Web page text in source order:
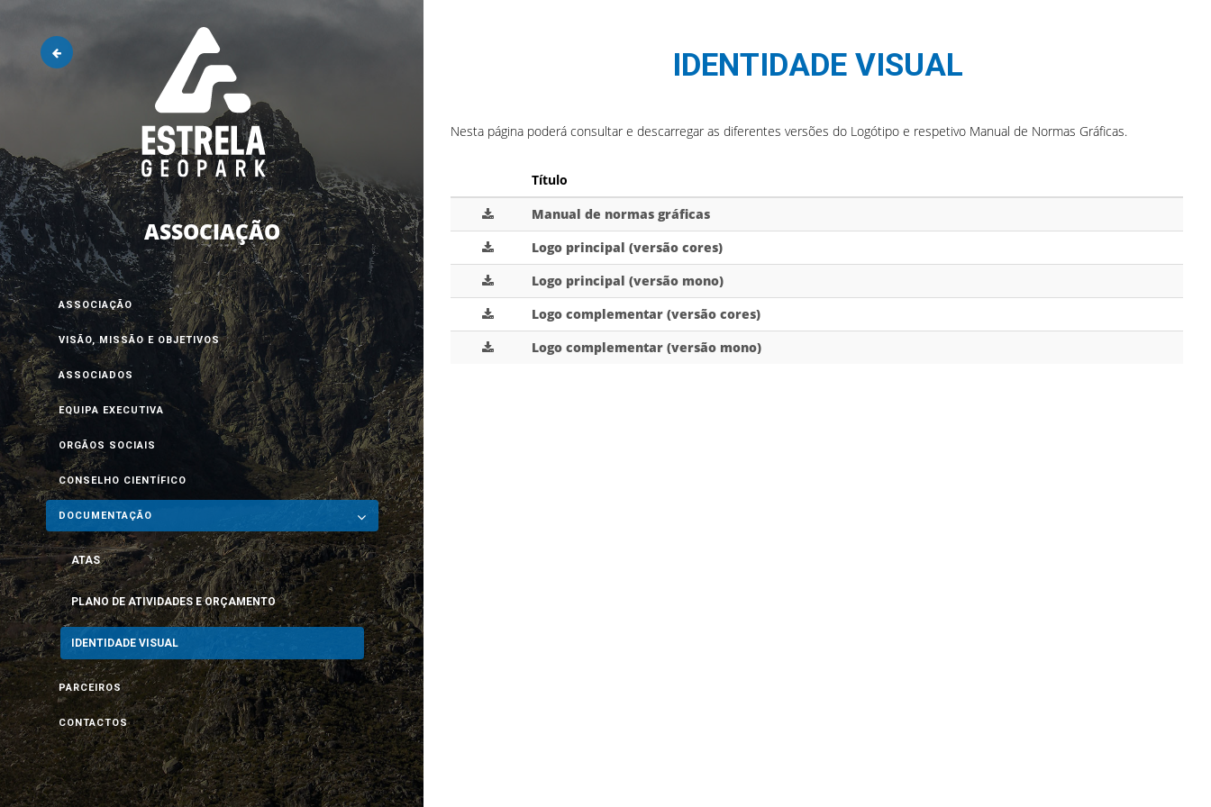
ASSOCIAÇÃO
ASSOCIAÇÃO
VISÃO, MISSÃO E OBJETIVOS
ASSOCIADOS
EQUIPA EXECUTIVA
ORGÃOS SOCIAIS
CONSELHO CIENTÍFICO
DOCUMENTAÇÃO
ATAS
PLANO DE ATIVIDADES E ORÇAMENTO
IDENTIDADE VISUAL
PARCEIROS
CONTACTOS
IDENTIDADE VISUAL
Nesta página poderá consultar e descarregar as diferentes versões do Logótipo e respetivo Manual de Normas Gráficas.
Título
Manual de normas gráficas
Logo principal (versão cores)
Logo principal (versão mono)
Logo complementar (versão cores)
Logo complementar (versão mono)